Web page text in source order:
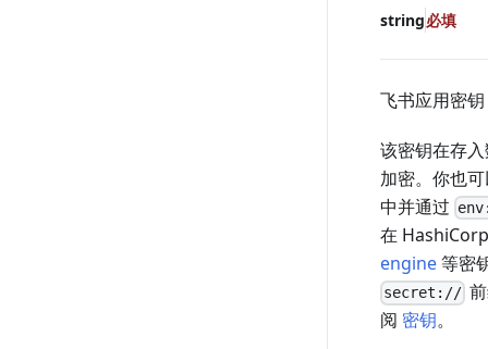
string必填
飞书应用密
该密钥在存
加密。你也
中并通过
在
engine等密
secret://
阅 密钥。